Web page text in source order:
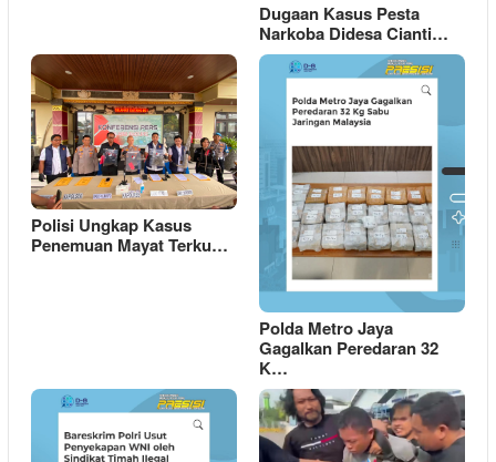
Dugaan Kasus Pesta
Narkoba Didesa Cianti…
Polisi Ungkap Kasus
Penemuan Mayat Terku…
Polda Metro Jaya
Gagalkan Peredaran 32
K…